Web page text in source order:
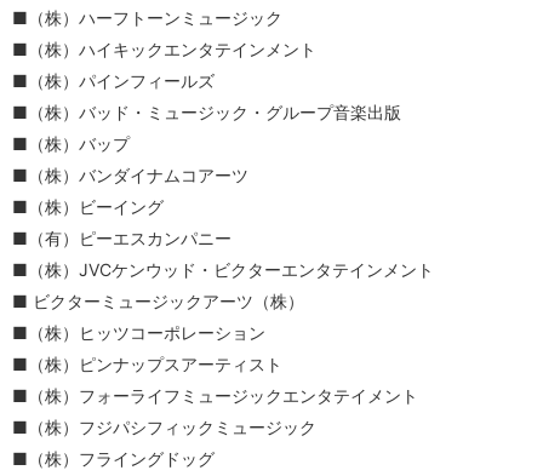
（株）ハーフトーンミュージック
（株）ハイキックエンタテインメント
（株）パインフィールズ
（株）バッド・ミュージック・グループ音楽出版
（株）バップ
（株）バンダイナムコアーツ
（株）ビーイング
（有）ピーエスカンパニー
（株）JVCケンウッド・ビクターエンタテインメント
ビクターミュージックアーツ（株）
（株）ヒッツコーポレーション
（株）ピンナップスアーティスト
（株）フォーライフミュージックエンタテイメント
（株）フジパシフィックミュージック
（株）フライングドッグ